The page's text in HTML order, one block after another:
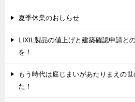
夏季休業のおしらせ
LIXIL製品の値上げと建築確認申請と
を！
もう時代は庭じまいがあたりまえの
た！